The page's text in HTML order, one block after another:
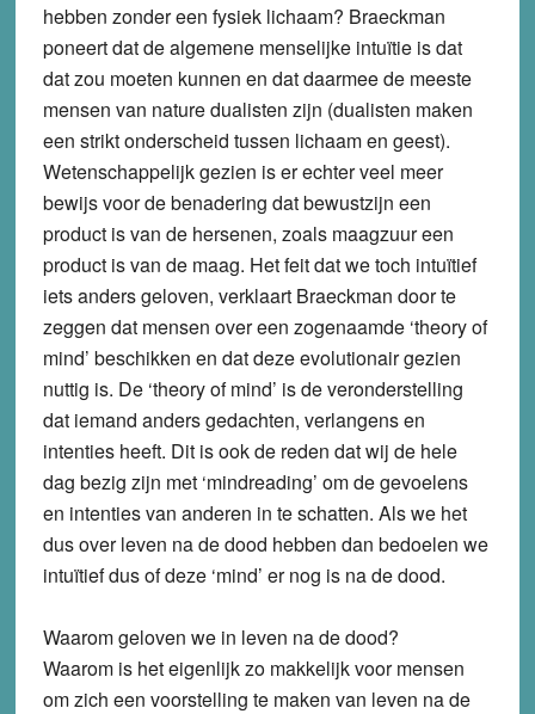
hebben zonder een fysiek lichaam? Braeckman
poneert dat de algemene menselijke intuïtie is dat
dat zou moeten kunnen en dat daarmee de meeste
mensen van nature dualisten zijn (dualisten maken
een strikt onderscheid tussen lichaam en geest).
Wetenschappelijk gezien is er echter veel meer
bewijs voor de benadering dat bewustzijn een
product is van de hersenen, zoals maagzuur een
product is van de maag. Het feit dat we toch intuïtief
iets anders geloven, verklaart Braeckman door te
zeggen dat mensen over een zogenaamde ‘theory of
mind’ beschikken en dat deze evolutionair gezien
nuttig is. De ‘theory of mind’ is de veronderstelling
dat iemand anders gedachten, verlangens en
intenties heeft. Dit is ook de reden dat wij de hele
dag bezig zijn met ‘mindreading’ om de gevoelens
en intenties van anderen in te schatten. Als we het
dus over leven na de dood hebben dan bedoelen we
intuïtief dus of deze ‘mind’ er nog is na de dood.
Waarom geloven we in leven na de dood?
Waarom is het eigenlijk zo makkelijk voor mensen
om zich een voorstelling te maken van leven na de